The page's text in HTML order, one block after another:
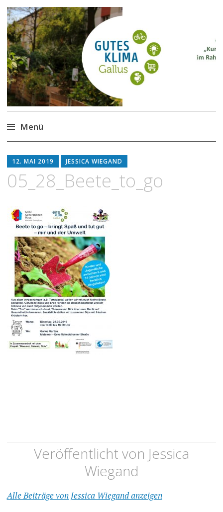
Gutes Klima im Gallus
Kurze Wege für den Klimaschutz
Menü
Inhalt
springen
12. MAI 2019 JESSICA WIEGAND
05_28_Beete_to_go
Veröffentlicht von Jessica
Wiegand
Alle Beiträge von Jessica Wiegand anzeigen